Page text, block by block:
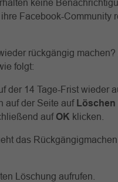
keine
Facebook-Community
rückgängig
folgt:
der 14 Tage-Frist wieder
auf der Seite auf Löschen
auf OK klicken.
das
Löschung aufrufen.